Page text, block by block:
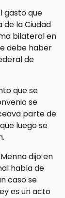
gasto que
la Ciudad
bilateral en
debe haber
de
que se
se
parte de
luego se
dijo en
habla de
caso se
es un acto